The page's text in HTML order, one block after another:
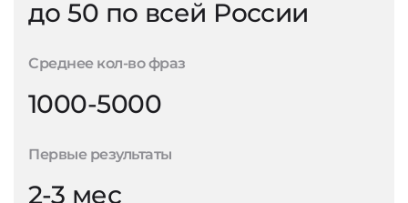
до 50 по всей России
Среднее кол-во фраз
1000-5000
Первые результаты
2-3 мес